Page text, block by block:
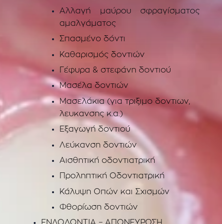
Αλλαγή μαύρου σφραγίσματος
αμαλγάματος
Σπασμένο δόντι
Καθαρισμός δοντιών
Γέφυρα & στεφάνη δοντιού
Μασέλα δοντιών
Μασελάκια (για τριξιμο δοντιων,
λευκανσης κ.α.)
Εξαγωγή δοντιού
Λεύκανση δοντιών
Αισθητική οδοντιατρική
Προληπτική Οδοντιατρική
Κάλυψη Οπών και Σχισμών
Φθορίωση δοντιών